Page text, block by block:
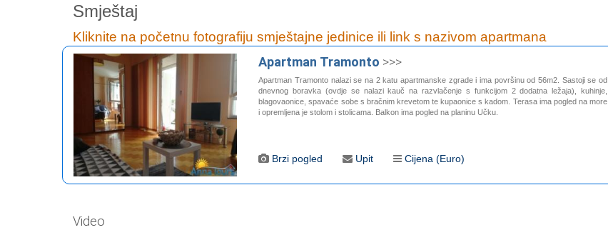
Smještaj
Kliknite na početnu fotografiju smještajne jedinice ili link s nazivom apartmana
Apartman Tramonto >>>
Apartman Tramonto nalazi se na 2 katu apartmanske zgrade i ima površinu od 56m2. Sastoji se od
dnevnog boravka (ovdje se nalazi kauč na razvlačenje s funkcijom 2 dodatna ležaja), kuhinje,
blagovaonice, spavaće sobe s bračnim krevetom te kupaonice s kadom. Terasa ima pogled na more
i opremljena je stolom i stolicama. Balkon ima pogled na planinu Učku.
Brzi pogled Upit Cijena (Euro)
Video